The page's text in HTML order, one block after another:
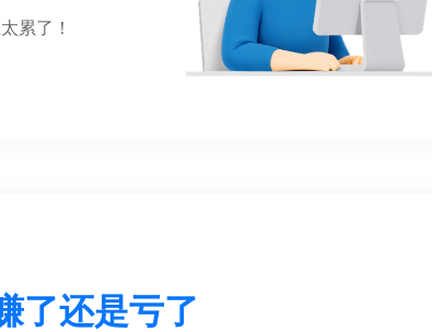
累了！
了还是亏了